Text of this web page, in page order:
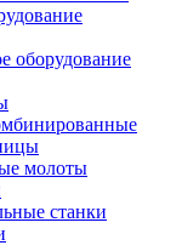
оборудование
молоты
станки